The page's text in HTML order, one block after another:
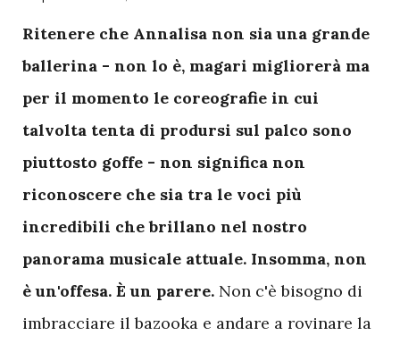
Ritenere che Annalisa non sia una grande
ballerina - non lo è, magari migliorerà ma
per il momento le coreografie in cui
talvolta tenta di prodursi sul palco sono
piuttosto goffe - non significa non
riconoscere che sia tra le voci più
incredibili che brillano nel nostro
panorama musicale attuale. Insomma, non
è un'offesa. È un parere. Non c'è bisogno di
imbracciare il bazooka e andare a rovinare la